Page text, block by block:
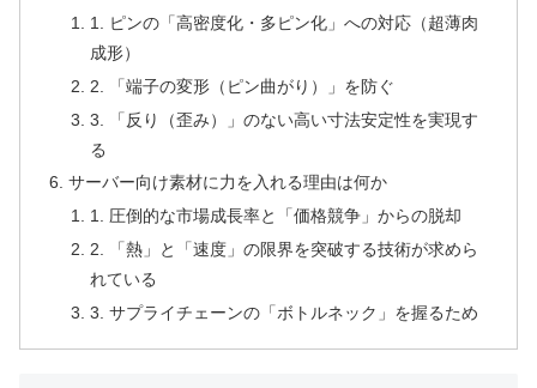
1. ピンの「高密度化・多ピン化」への対応（超薄肉
成形）
2. 「端子の変形（ピン曲がり）」を防ぐ
3. 「反り（歪み）」のない高い寸法安定性を実現す
る
サーバー向け素材に力を入れる理由は何か
1. 圧倒的な市場成長率と「価格競争」からの脱却
2. 「熱」と「速度」の限界を突破する技術が求めら
れている
3. サプライチェーンの「ボトルネック」を握るため